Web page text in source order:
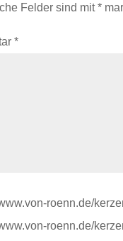
Felder sind mit*
*